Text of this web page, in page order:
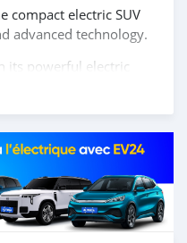
compact electric SUV
advanced technology.
its powerful electric
and comfortable
tech features, providing
without sacrificing
test drive!